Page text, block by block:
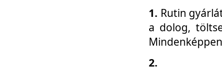
1. Rutin
a dolog,
2.